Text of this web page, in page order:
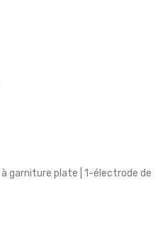
garniture plate | 1-électrode de